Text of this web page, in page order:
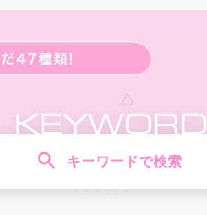
KEYWORD
キーワードで検索